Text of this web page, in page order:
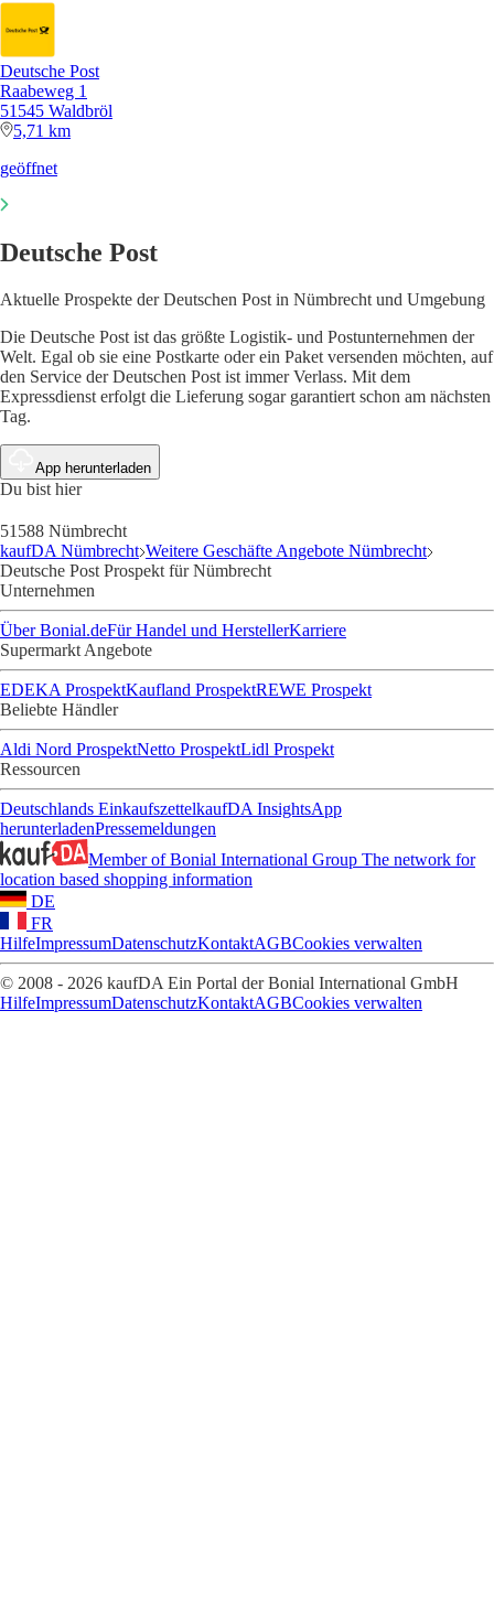
Deutsche Post
Raabeweg 1
51545 Waldbröl
5,71 km
geöffnet
Deutsche Post
Aktuelle Prospekte der Deutschen Post in Nümbrecht und Umgebung
Die Deutsche Post ist das größte Logistik- und Postunternehmen der
Welt. Egal ob sie eine Postkarte oder ein Paket versenden möchten, auf
den Service der Deutschen Post ist immer Verlass. Mit dem
Expressdienst erfolgt die Lieferung sogar garantiert schon am nächsten
Tag.
App herunterladen
Du bist hier
51588 Nümbrecht
kaufDA Nümbrecht Weitere Geschäfte Angebote Nümbrecht
Deutsche Post Prospekt für Nümbrecht
Unternehmen
Über Bonial.deFür Handel und HerstellerKarriere
Supermarkt Angebote
EDEKA ProspektKaufland ProspektREWE Prospekt
Beliebte Händler
Aldi Nord ProspektNetto ProspektLidl Prospekt
Ressourcen
Deutschlands EinkaufszettelkaufDA InsightsApp
herunterladenPressemeldungen
Member of Bonial International Group The network for
location based shopping information
DE
FR
HilfeImpressumDatenschutzKontaktAGBCookies verwalten
© 2008 - 2026 kaufDA Ein Portal der Bonial International GmbH
HilfeImpressumDatenschutzKontaktAGBCookies verwalten